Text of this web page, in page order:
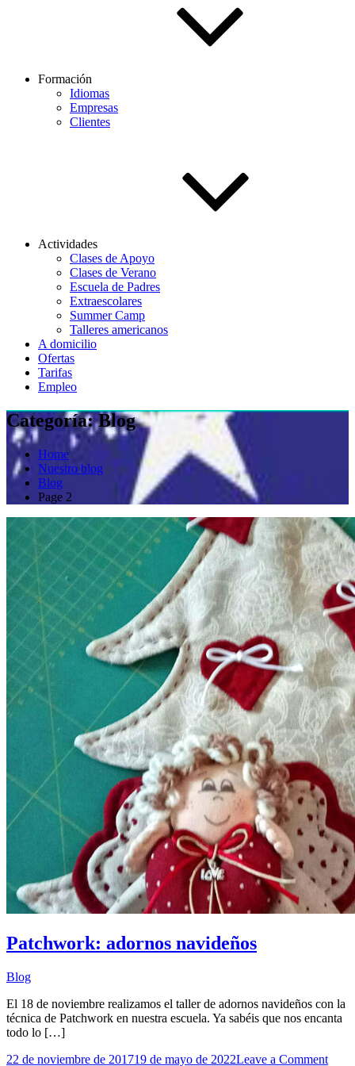
Formación
Idiomas
Empresas
Clientes
Actividades
Clases de Apoyo
Clases de Verano
Escuela de Padres
Extraescolares
Summer Camp
Talleres americanos
A domicilio
Ofertas
Tarifas
Empleo
Categoría:Blog
Home
Nuestro blog
Blog
Page 2
Patchwork: adornos navideños
Blog
El 18 de noviembre realizamos el taller de adornos navideños con la
técnica de Patchwork en nuestra escuela. Ya sabéis que nos encanta
todo lo […]
22 de noviembre de 201719 de mayo de 2022Leave a Commenton